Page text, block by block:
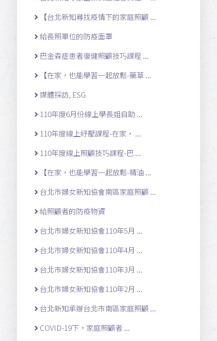
【台北新知尋找疫情下的家庭照顧 ...
給長照單位的防疫面罩
巴金森症患者復健照顧技巧課程 ...
【在家，也能學習一起放鬆-藥草 ...
媒體採訪, ESG
110年度6月份線上學長姐自助 ...
110年度線上紓壓課程-在家， ...
110年度線上照顧技巧課程-巴 ...
【在家，也能學習一起放鬆-精油 ...
台北市婦女新知協會南區家庭照顧 ...
給照顧者的防疫物資
台北市婦女新知協會110年5月 ...
台北市婦女新知協會110年4月 ...
台北市婦女新知協會110年3月 ...
台北市婦女新知協會110年2月 ...
台北新知承辦台北市南區家庭照顧 ...
COVID-19下，家庭照顧者 ...